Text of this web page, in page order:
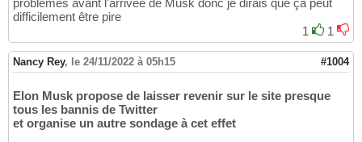
problèmes avant l'arrivée de Musk donc je dirais que ça peut
difficilement être pire
1
1
Nancy Rey, le 24/11/2022 à 05h15 #1004
Elon Musk propose de laisser revenir sur le site presque
tous les bannis de Twitter
et organise un autre sondage à cet effet